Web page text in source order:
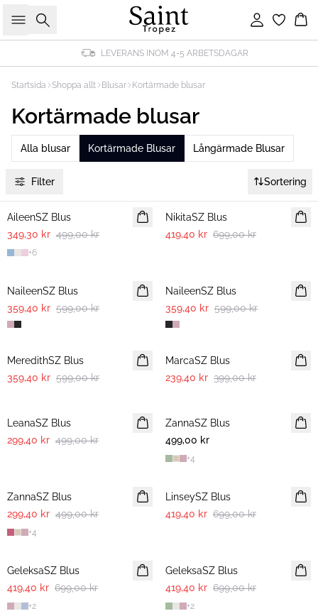
Sök Logga in
LEVERANS INOM 4-5 ARBETSDAGAR
Startsida Shoppa allt Blusar Kortärmade blusar
Kortärmade blusar
Alla blusar Kortärmade Blusar Långärmade Blusar
Filter Sortering
30%
AileenSZ Blus
349,30 kr 499,00 kr
+6
NikitaSZ Blus
419,40 kr 699,00 kr
NaileenSZ Blus
359,40 kr 599,00 kr
NaileenSZ Blus
359,40 kr 599,00 kr
-40%
MeredithSZ Blus
359,40 kr 599,00 kr
-40%
MarcaSZ Blus
239,40 kr 399,00 kr
LeanaSZ Blus
299,40 kr 499,00 kr
ZannaSZ Blus
499,00 kr
+4
ZannaSZ Blus
299,40 kr 499,00 kr
+4
LinseySZ Blus
419,40 kr 699,00 kr
GeleksaSZ Blus
419,40 kr 699,00 kr
+2
GeleksaSZ Blus
419,40 kr 699,00 kr
+2